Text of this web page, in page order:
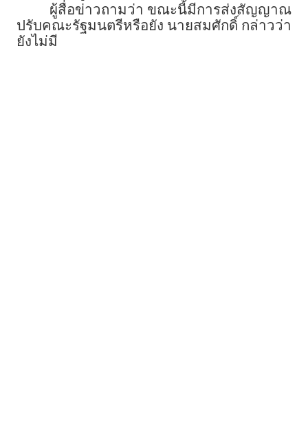
ผู้สื่อข่าวถามว่า ขณะนี้มีการส่งสัญญาณ
ปรับคณะรัฐมนตรีหรือยัง นายสมศักดิ์ กล่าวว่า
ยังไม่มี